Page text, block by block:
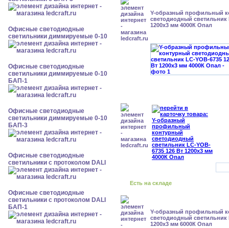
Офисные светодиодные
светильники диммируемые 0-10
Офисные светодиодные
светильники диммируемые 0-10
БАП-1
Офисные светодиодные
светильники диммируемые 0-10
БАП-3
Офисные светодиодные
светильники с протоколом DALI
Офисные светодиодные
светильники с протоколом DALI
БАП-1
Y-образный профильный
cветодиодный светильник
1200x3 мм 4000К Опал
Есть на складе
Y-образный профильный
cветодиодный светильник
1200x3 мм 6000К Опал